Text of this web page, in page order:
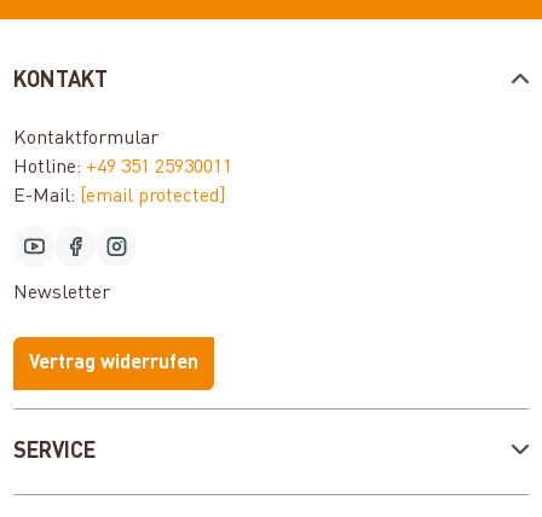
SERVICE
KONTAKT
Kontaktformular
Hotline: +49 351 25930011
E-Mail:
[email protected]
Newsletter
Vertrag widerrufen